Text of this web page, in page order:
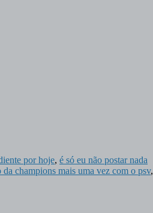
por hoje, é só eu não postar nada
da champions mais uma vez com o psv,